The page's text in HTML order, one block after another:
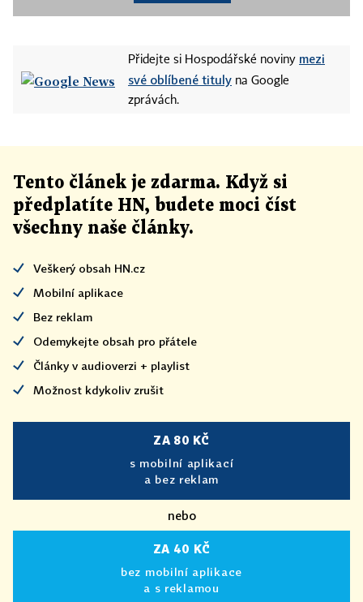
Přidejte si Hospodářské noviny mezi
své oblíbené tituly na Google
zprávách.
Tento článek je zdarma. Když si
předplatíte HN, budete moci číst
všechny naše články.
Veškerý obsah HN.cz
Mobilní aplikace
Bez reklam
Odemykejte obsah pro přátele
Články v audioverzi + playlist
Možnost kdykoliv zrušit
ZA 80 KČ
s mobilní aplikací
a bez reklam
nebo
ZA 40 KČ
bez mobilní aplikace
a s reklamou